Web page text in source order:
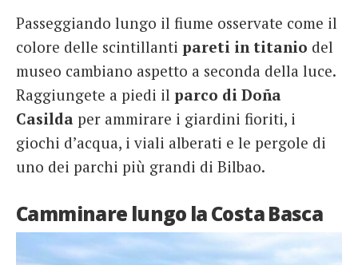
Passeggiando lungo il fiume osservate come il
colore delle scintillanti pareti in titanio del
museo cambiano aspetto a seconda della luce.
Raggiungete a piedi il parco di Doña
Casilda per ammirare i giardini fioriti, i
giochi d’acqua, i viali alberati e le pergole di
uno dei parchi più grandi di Bilbao.
Camminare lungo la Costa Basca